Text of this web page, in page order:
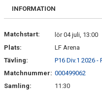
GÄSTBOK
DOKUMENT
VÅRA LAG
INFORMATION
Matchstart:
lör 04 juli, 13:00
Plats:
LF Arena
Tävling:
P16 Div.1 2026 -
Matchnummer: 000499062
Samling:
11:30